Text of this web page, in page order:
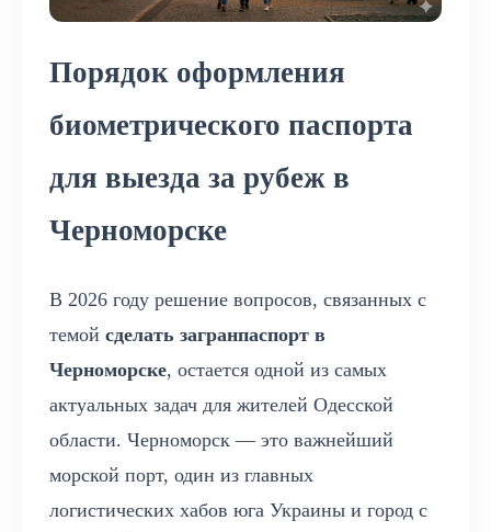
Порядок оформления
биометрического паспорта
для выезда за рубеж в
Черноморске
В 2026 году решение вопросов, связанных с
темой сделать загранпаспорт в
Черноморске, остается одной из самых
актуальных задач для жителей Одесской
области. Черноморск — это важнейший
морской порт, один из главных
логистических хабов юга Украины и город с